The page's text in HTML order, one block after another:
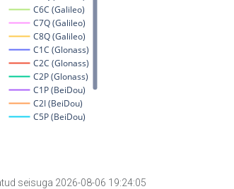
seisuga 2026-08-06 19:24:05